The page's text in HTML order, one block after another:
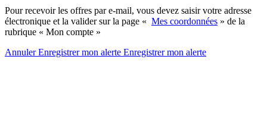
Pour recevoir les offres par e-mail, vous devez saisir votre adresse
électronique et la valider sur la page « Mes coordonnées » de la
rubrique « Mon compte »
AnnulerEnregistrer mon alerte Enregistrermon alerte